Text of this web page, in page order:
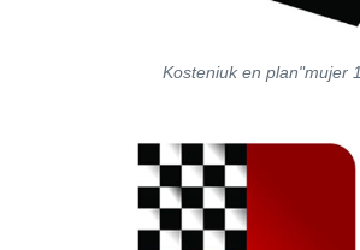
Kosteniuk en plan"mujer